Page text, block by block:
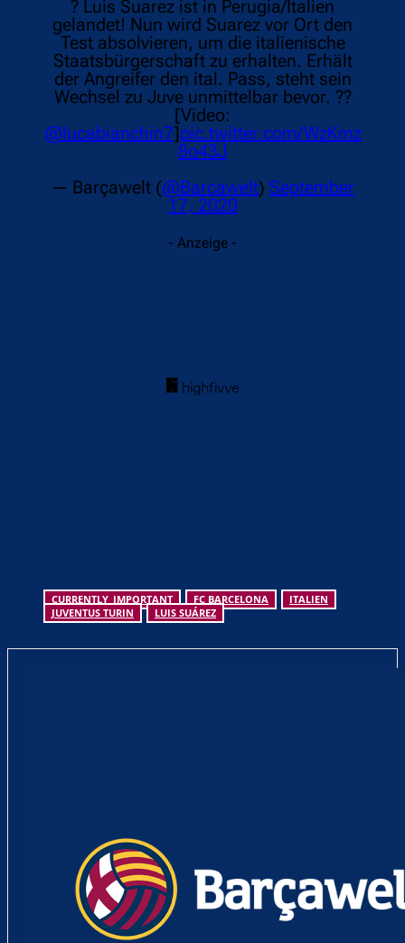
? Luis Suarez ist in Perugia/Italien
gelandet! Nun wird Suarez vor Ort den
Test absolvieren, um die italienische
Staatsbürgerschaft zu erhalten. Erhält
der Angreifer den ital. Pass, steht sein
Wechsel zu Juve unmittelbar bevor. ??
[Video:
@lucabianchin7]pic.twitter.com/WzKmz
8o43J
— Barçawelt (@Barcawelt) September
17, 2020
- Anzeige -
CURRENTLY_IMPORTANT FC BARCELONA
ITALIEN
JUVENTUS TURIN
LUIS SUÁREZ